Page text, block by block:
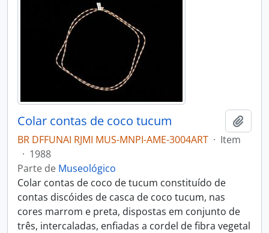
Colar contas de coco tucum
BR DFFUNAI RJMI MUS-MNPI-AME-3004ART · Item
· 1988
Parte de Museológico
Colar contas de coco de tucum constituído de
contas discóides de casca de coco tucum, nas
cores marrom e preta, dispostas em conjunto de
três, intercaladas, enfiadas a cordel de fibra vegetal